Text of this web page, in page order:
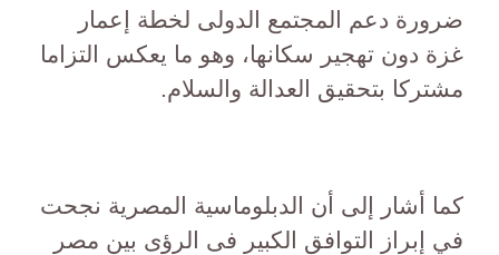
ضرورة دعم المجتمع الدولى لخطة إعمار
غزة دون تهجير سكانها، وهو ما يعكس التزاما
مشتركا بتحقيق العدالة والسلام.
كما أشار إلى أن الدبلوماسية المصرية نجحت
في إبراز التوافق الكبير فى الرؤى بين مصر